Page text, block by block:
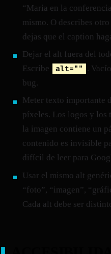
“Maria en la
mismo. O describes
dejas que el caption
Dejar el alt fuera del
Escribe
alt=""
.
bug.
Meter texto importante
píxeles. Los logos y los
la imagen contiene un
contenido es invisible
difícil de leer para
Usar el mismo alt
“foto”, “imagen”,
Cada alt debe ser